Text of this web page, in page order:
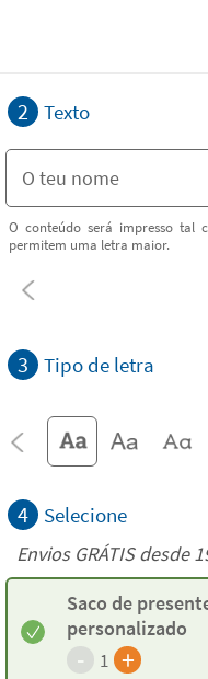
2 Texto
O conteúdo será impresso tal
permitem uma letra maior.
3 Tipo de letra
4 Selecione
Envios GRÁTIS desde
Saco de
personalizado
- 1 +